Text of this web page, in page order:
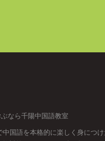
なら千陽中国語教室
語を本格的に楽しく身につけ